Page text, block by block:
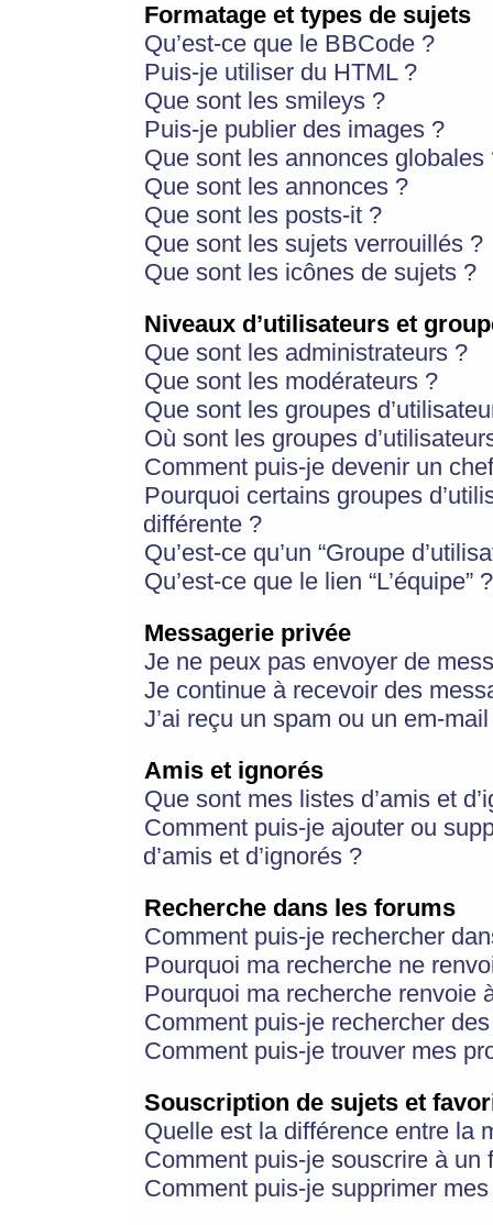
Formatage et types de sujets
Qu’est-ce que le BBCode ?
Puis-je utiliser du HTML ?
Que sont les smileys ?
Puis-je publier des images ?
Que sont les annonces globales
Que sont les annonces ?
Que sont les posts-it ?
Que sont les sujets verrouillés ?
Que sont les icônes de sujets ?
Niveaux d’utilisateurs et
Que sont les administrateurs ?
Que sont les modérateurs ?
Que sont les groupes
Où sont les groupes
Comment puis-je devenir un
Pourquoi certains groupes
différente ?
Qu’est-ce qu’un “Groupe
Qu’est-ce que le lien “L’équipe” ?
Messagerie privée
Je ne peux pas envoyer de
Je continue à recevoir des
J’ai reçu un spam ou un em-
Amis et ignorés
Que sont mes listes d’amis et
Comment puis-je ajouter ou
d’amis et d’ignorés ?
Recherche dans les forums
Comment puis-je rechercher
Pourquoi ma recherche ne
Pourquoi ma recherche renvoie
Comment puis-je rechercher
Comment puis-je trouver mes
Souscription de sujets et
Quelle est la différence entre la
Comment puis-je souscrire à
Comment puis-je supprimer